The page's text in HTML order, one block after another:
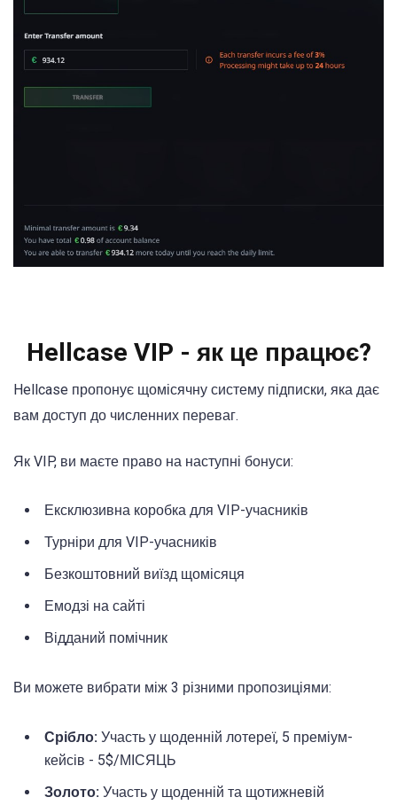
Hellcase VIP - як це працює?
Hellcase пропонує щомісячну систему підписки, яка дає
вам доступ до численних переваг.
Як VIP, ви маєте право на наступні бонуси:
Ексклюзивна коробка для VIP-учасників
Турніри для VIP-учасників
Безкоштовний виїзд щомісяця
Емодзі на сайті
Відданий помічник
Ви можете вибрати між 3 різними пропозиціями:
Срібло: Участь у щоденній лотереї, 5 преміум-
кейсів - 5$/МІСЯЦЬ
Золото: Участь у щоденній та щотижневій